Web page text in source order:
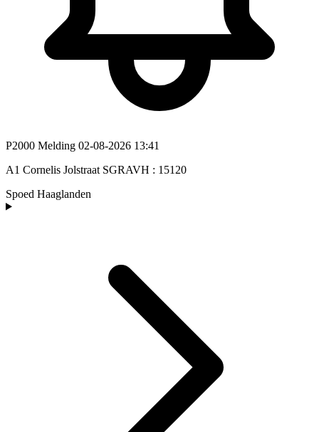
P2000 Melding 02-08-2026 13:41
A1 Cornelis Jolstraat SGRAVH : 15120
Spoed Haaglanden